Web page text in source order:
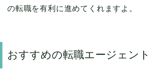
の転職を有利に進めてくれますよ。
おすすめの転職エージェン